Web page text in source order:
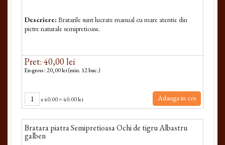
Descriere: Bratarile sunt lucrate manual cu mare atentie din
pietre naturale semipretioase.
Pret: 40,00 lei
En-gross : 20,00 lei (min. 12 buc.)
x40.00=40.00 lei Adauga in cos
Bratara piatra Semipretioasa Ochi de tigru Albastru
galben